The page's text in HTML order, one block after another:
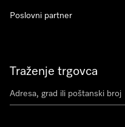
Traženje trgovca
Poslovni partner